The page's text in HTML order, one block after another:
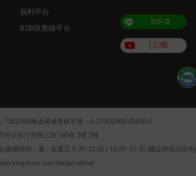
福利平台
B2B供應鏈平台
加好友
訂閱
70832800食品業者登錄字號：A-170832800-00000-6
中正區汀州路三段 160巷 3號 2樓
) 服務時間：週一至週五 9:30~12:30 | 14:00~17:30 (國定例假日除外)
qa/callme/